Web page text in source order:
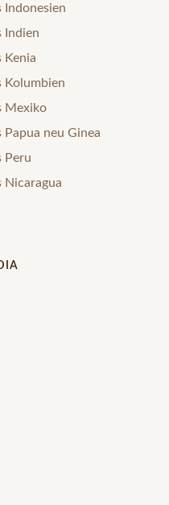
Indonesien
Indien
Kenia
Kolumbien
Mexiko
Papua neu Ginea
Peru
Nicaragua